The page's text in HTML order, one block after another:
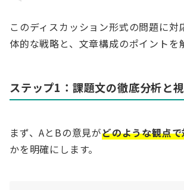
このディスカッション形式の問題に対
体的な戦略と、文章構成のポイントを
ステップ1：課題文の徹底分析と
まず、AとBの意見がどのような観点
かを明確にします。